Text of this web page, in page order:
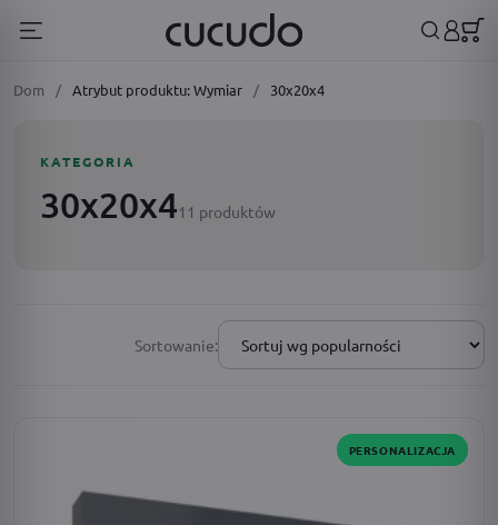
Dom / Atrybut produktu: Wymiar / 30x20x4
KATEGORIA
30x20x411 produktów
Sortowanie:
PERSONALIZACJA